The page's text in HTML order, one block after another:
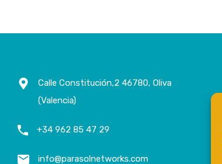
Calle Constitución,2 46780, Oliva
(Valencia)
+34 962 85 47 29
info@parasolnetworks.com